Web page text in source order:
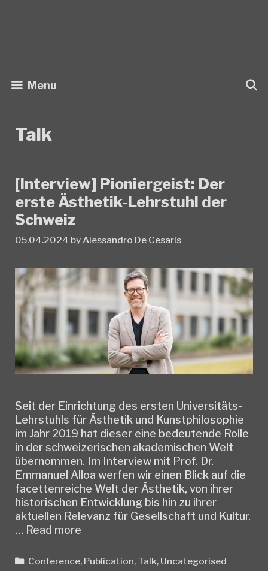
Menu
Talk
[Interview] Pioniergeist: Der
erste Ästhetik-Lehrstuhl der
Schweiz
05.04.2024 by Alessandro De Cesaris
Seit der Einrichtung des ersten Universitäts-
Lehrstuhls für Ästhetik und Kunstphilosophie
im Jahr 2019 hat dieser eine bedeutende Rolle
in der schweizerischen akademischen Welt
übernommen. Im Interview mit Prof. Dr.
Emmanuel Alloa werfen wir einen Blick auf die
facettenreiche Welt der Ästhetik, von ihrer
historischen Entwicklung bis hin zu ihrer
aktuellen Relevanz für Gesellschaft und Kultur.
… Read more
Der
Categories
Conference, Publication, Talk, Uncategorised